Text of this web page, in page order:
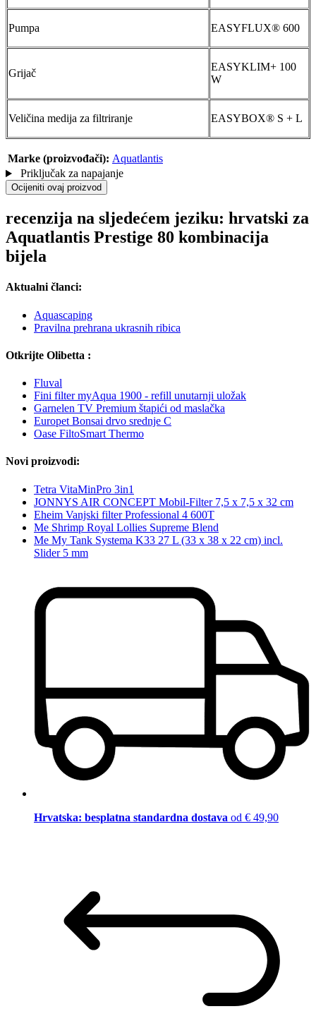
Pumpa EASYFLUX® 600
Grijač
EASYKLIM+ 100
W
Veličina medija za filtriranje EASYBOX® S + L
Marke (proizvođači): Aquatlantis
Priključak za napajanje
Ocijeniti ovaj proizvod
recenzija na sljedećem jeziku: hrvatski za
Aquatlantis Prestige 80 kombinacija
bijela
Aktualni članci:
Aquascaping
Pravilna prehrana ukrasnih ribica
Otkrijte Olibetta :
Fluval
Fini filter myAqua 1900 - refill unutarnji uložak
Garnelen TV Premium štapići od maslačka
Europet Bonsai drvo srednje C
Oase FiltoSmart Thermo
Novi proizvodi:
Tetra VitaMinPro 3in1
JONNYS AIR CONCEPT Mobil-Filter 7,5 x 7,5 x 32 cm
Eheim Vanjski filter Professional 4 600T
Me Shrimp Royal Lollies Supreme Blend
Me My Tank Systema K33 27 L (33 x 38 x 22 cm) incl.
Slider 5 mm
Hrvatska: besplatna standardna dostava od € 49,90